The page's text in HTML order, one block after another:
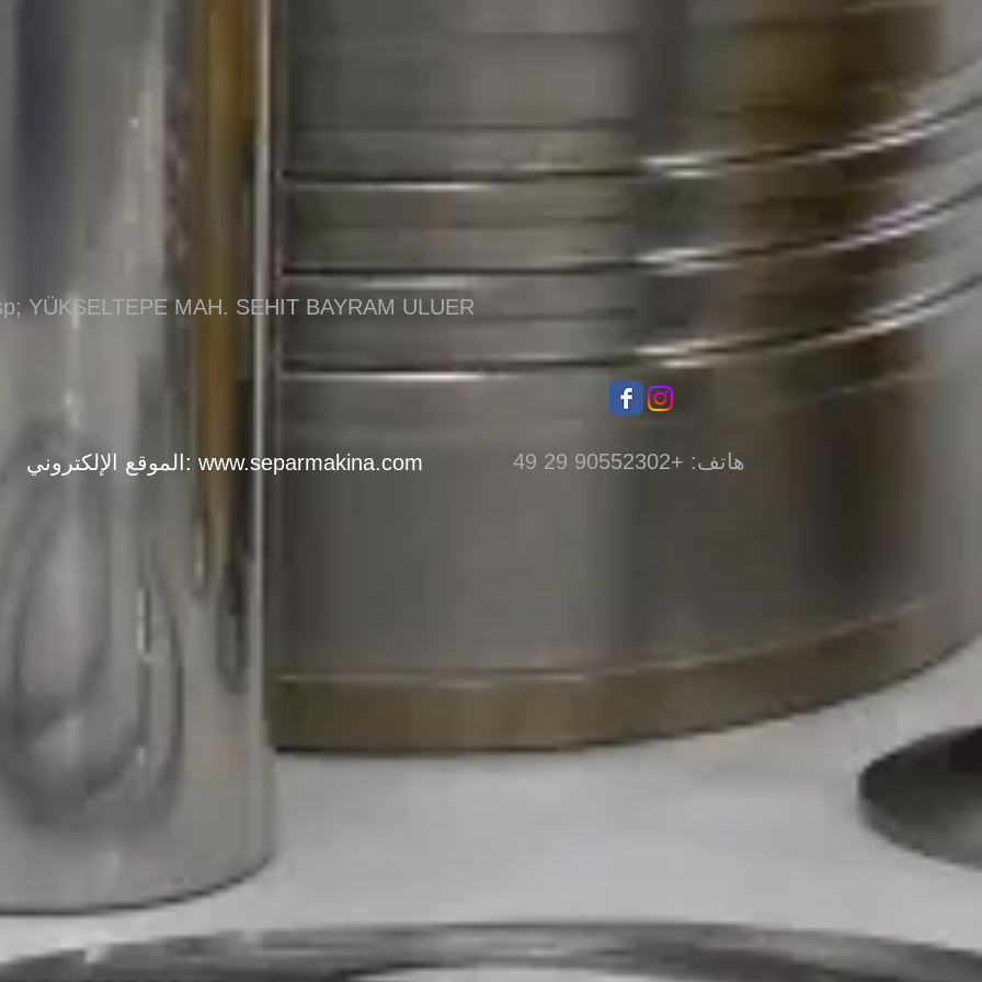
YÜKSELTEPE MAH. SEHIT BAYRAM ULUER
الموقع الإلكتروني: www.separmakina.com هاتف: +90552302 29 49